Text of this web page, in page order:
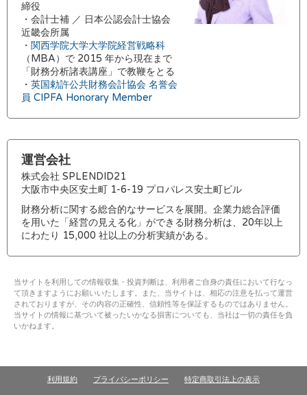
締役
・会計士補 ／ 日本公認会計士協会
近畿会所属
・ 関西学院大学大学院経営戦略科
（MBA）で 2015 年から現在まで
「財務分析諸表講座」で教鞭をとる
・ 英国勅許公共財務会計協会 名誉会
員 CIPFA Honorary Member
運営会社
株式会社 SPLENDID21
大阪市中央区安土町 1-6-19 プロパレス安土町ビル
財務分析に関する総合的なサービスを展開。企業力総合評価
を用いた「経営の見える化」ができる財務分析は、20年以上
にわたり 15,000 社以上の分析実績がある。
当サイトを利用しての情報収集・投資判断は、利用者ご自身の責任において行なっ
て頂きますようにお願いいたします。また、当サイトは、相応の注意を払って運営
されておりますが、その内容の正確性、信頼性等を保証するものではありません。
当サイトの情報に基づいて被ったいかなる損害についても、当社は一切の責任を負
いかねます。
利用規約 プライバシーポリシー 特定商取引法上の表示